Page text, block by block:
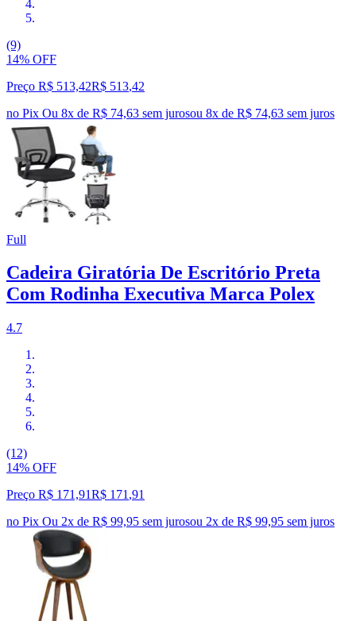
(9)
14% OFF
Preço R$ 513,42R$ 513,42
no Pix Ou 8x de R$ 74,63 sem jurosou 8x de R$ 74,63 sem juros
Full
Cadeira Giratória De Escritório Preta
Com Rodinha Executiva Marca Polex
4.7
(12)
14% OFF
Preço R$ 171,91R$ 171 ,91
no Pix Ou 2x de R$ 99,95 sem jurosou 2x de R$ 99,95 sem juros